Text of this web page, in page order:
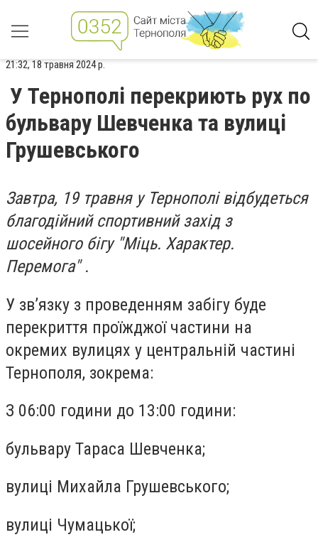
21:32, 18 травня 2024 р.
У Тернополі перекриють рух по
бульвару Шевченка та вулиці
Грушевського
Завтра, 19 травня у Тернополі відбудеться
благодійний спортивний захід з
шосейного бігу "Міць. Характер.
Перемога" .
У зв’язку з проведенням забігу буде
перекриття проїжджої частини на
окремих вулицях у центральній частині
Тернополя, зокрема:
З 06:00 години до 13:00 години:
бульвару Тараса Шевченка;
вулиці Михайла Грушевського;
вулиці Чумацької;